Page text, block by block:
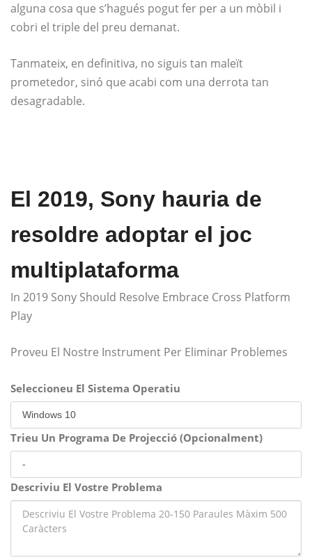
alguna cosa que s’hagués pogut fer per a un mòbil i
cobri el triple del preu demanat.
Tanmateix, en definitiva, no siguis tan maleït
prometedor, sinó que acabi com una derrota tan
desagradable.
El 2019, Sony hauria de
resoldre adoptar el joc
multiplataforma
In 2019 Sony Should Resolve Embrace Cross Platform
Play
Proveu El Nostre Instrument Per Eliminar Problemes
Seleccioneu El Sistema Operatiu
Trieu Un Programa De Projecció (Opcionalment)
Descriviu El Vostre Problema